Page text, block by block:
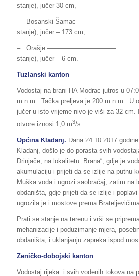
stanje), jučer 30 cm,
– Bosanski Šamac —————— –
stanje), jučer – 173 cm,
– Orašje ——————————– 98
stanje), jučer – 6 cm.
Tuzlanski kanton
Vodostaj na brani HA Modrac jutros u
m.n.m.. Tačka preljeva je 200 m.n.m.. U
jučer u isto vrijeme nivo je viši za 32 cm.
otvore iznosi 1,0 m3/s.
Općina Kladanj. Dana
Kladanj, došlo je do porasta svih
Drinjače, na lokalitetu „Brana“, gdje je
akumulaciju i prijeti da se izlije na putnu
Muška voda i ugrozi saobraćaj, zatim na
obdaništa, gdje prijeti da se izlije i
ugrozila je i mostove prema Brateljevićima.
Prati se stanje na terenu i vrši se
mehanizacije i poduzimanje mjera,
obdaništa, i uklanjanju zapreka ispod
Zeničko-dobojski kanton
Vodostaj rijeka i svih vodenih tokova na